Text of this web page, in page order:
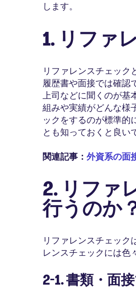
します。
1. リファ
リファレンスチェック
履歴書や面接では確認
上司などに聞くのが
組みや実績がどんな様
ックをするのが標準的
とも知っておくと良い
関連記事： 外資系の面
2. リファ
行うのか
リファレンスチェック
レンスチェックには色
2-1. 書類・面